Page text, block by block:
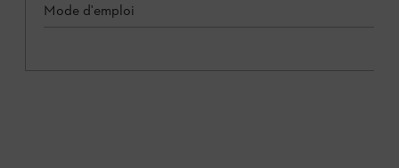
Mode d'emploi